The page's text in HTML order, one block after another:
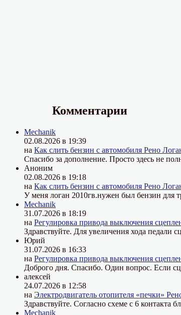
Комментарии
Mechanik
02.08.2026 в 19:39
на Как слить бензин с автомобиля Рено
Спасибо за дополнение. Просто здесь не
Аноним
02.08.2026 в 19:18
на Как слить бензин с автомобиля Рено
У меня логан 2010гв.нужен был бензин для
Mechanik
31.07.2026 в 18:19
на Регулировка привода выключения
Здравствуйте. Для увеличения хода педали
Юрий
31.07.2026 в 16:33
на Регулировка привода выключения
Доброго дня. Спасибо. Один вопрос. Если
алексей
24.07.2026 в 12:58
на Электродвигатель отопителя «печки»
Здравствуйте. Согласно схеме с 6 контакта
Mechanik